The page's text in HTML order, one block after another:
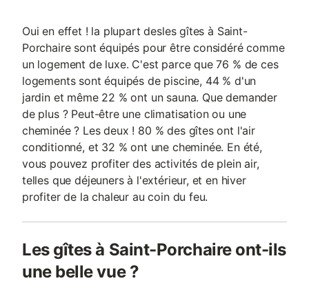
Oui en effet ! la plupart desles gîtes à Saint-
Porchaire sont équipés pour être considéré comme
un logement de luxe. C'est parce que 76 % de ces
logements sont équipés de piscine, 44 % d'un
jardin et même 22 % ont un sauna. Que demander
de plus ? Peut-être une climatisation ou une
cheminée ? Les deux ! 80 % des gîtes ont l'air
conditionné, et 32 % ont une cheminée. En été,
vous pouvez profiter des activités de plein air,
telles que déjeuners à l'extérieur, et en hiver
profiter de la chaleur au coin du feu.
Les gîtes à Saint-Porchaire ont-ils
une belle vue ?